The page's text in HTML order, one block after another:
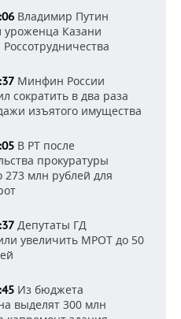
Владимир Путин
уроженца Казани
Минфин России
сократить в два раза
изъятого имущества
В РТ после
прокуратуры
273 млн рублей для
Депутаты ГД
увеличить МРОТ до 50
Из бюджета
выделят 300 млн